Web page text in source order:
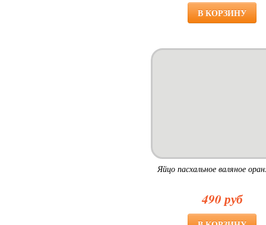
Яйцо пасхальное валяное
490 руб